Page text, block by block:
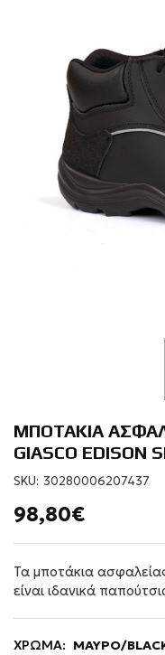
ΜΠΟΤΑΚΙΑ
GIASCO EDISON
SKU: 30280006207437
98,80€
Τα μποτάκια
είναι ιδανικά
ΧΡΩΜΑ: ΜΑΥΡΟ/